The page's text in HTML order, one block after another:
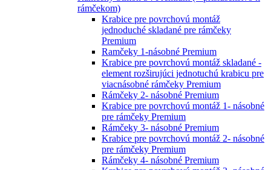
rámčekom)
Krabice pre povrchovú montáž
jednoduché skladané pre rámčeky
Premium
Ramčeky 1-násobné Premium
Krabice pre povrchovú montáž skladané -
element rozširujúci jednotuchú krabicu pre
viacnásobné rámčeky Premium
Rámčeky 2- násobné Premium
Krabice pre povrchovú montáž 1- násobné
pre rámčeky Premium
Rámčeky 3- násobné Premium
Krabice pre povrchovú montáž 2- násobné
pre rámčeky Premium
Rámčeky 4- násobné Premium